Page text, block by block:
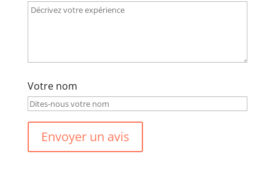
Votre nom
Envoyer un avis